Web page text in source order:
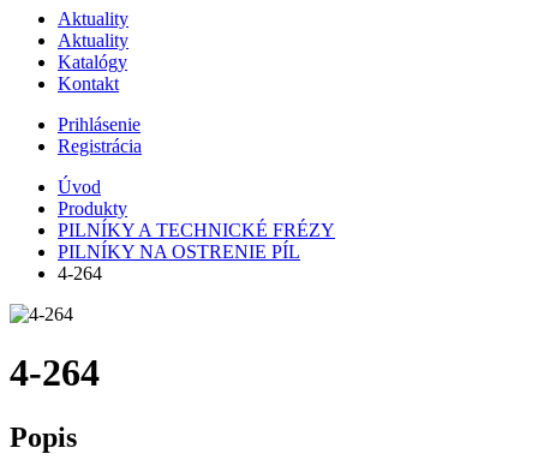
Aktuality
Aktuality
Katalógy
Kontakt
Prihlásenie
Registrácia
Úvod
Produkty
PILNÍKY A TECHNICKÉ FRÉZY
PILNÍKY NA OSTRENIE PÍL
4-264
4-264
Popis